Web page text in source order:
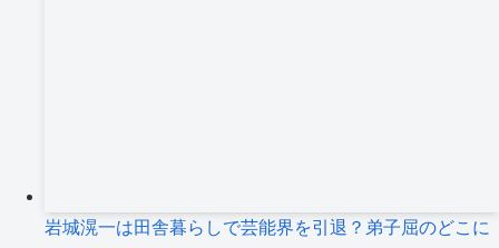
岩城滉一は田舎暮らしで芸能界を引退？弟子屈のどこに